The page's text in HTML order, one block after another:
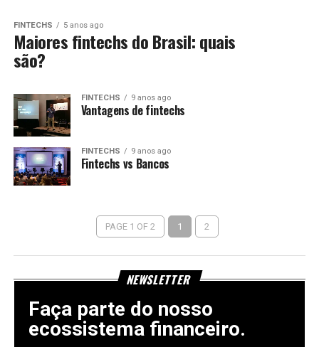
FINTECHS 5 anos ago
Maiores fintechs do Brasil: quais
são?
FINTECHS 9 anos ago
Vantagens de fintechs
FINTECHS 9 anos ago
Fintechs vs Bancos
PAGE 1 OF 2 1 2
NEWSLETTER
Faça parte do nosso
ecossistema financeiro.